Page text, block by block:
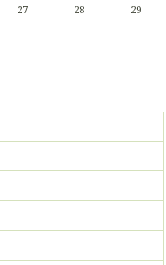
27 28
29